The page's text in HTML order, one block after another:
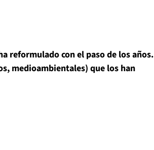
reformulado con el paso de los años.
medioambientales) que los han